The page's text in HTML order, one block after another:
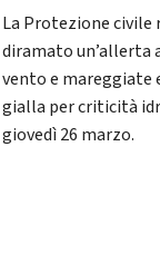
La Protezione civile
diramato un’allerta
vento e mareggiate
gialla per criticità
giovedì 26 marzo.